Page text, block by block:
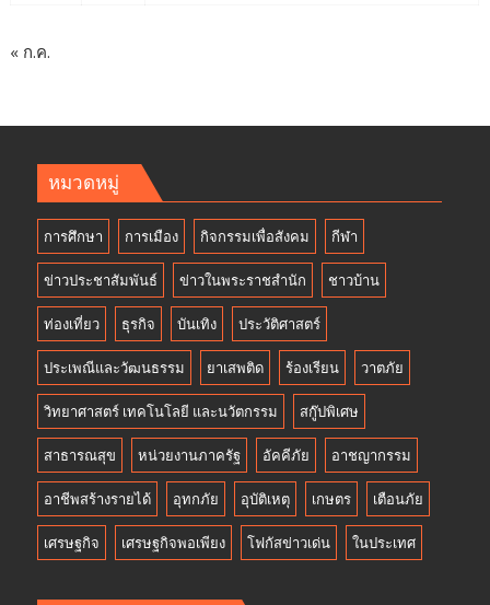
« ก.ค.
หมวดหมู่
การศึกษา การเมือง กิจกรรมเพื่อสังคม กีฬา
ข่าวประชาสัมพันธ์ ข่าวในพระราชสำนัก ชาวบ้าน
ท่องเที่ยว ธุรกิจ บันเทิง ประวัติศาสตร์
ประเพณีและวัฒนธรรม ยาเสพติด ร้องเรียน วาตภัย
วิทยาศาสตร์ เทคโนโลยี และนวัตกรรม สกู๊ปพิเศษ
สาธารณสุข หน่วยงานภาครัฐ อัคคีภัย อาชญากรรม
อาชีพสร้างรายได้ อุทกภัย อุบัติเหตุ เกษตร เตือนภัย
เศรษฐกิจ เศรษฐกิจพอเพียง โฟกัสข่าวเด่น ในประเทศ